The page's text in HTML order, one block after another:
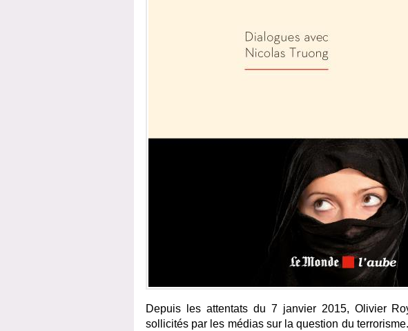
Depuis les attentats du 7 janvier 2015, Olivier
sollicités par les médias sur la question du